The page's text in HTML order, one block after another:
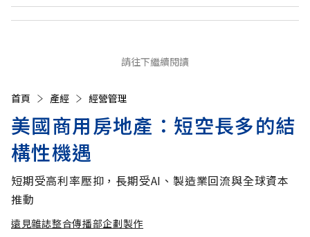
請往下繼續閱讀
首頁 產經 經營管理
美國商用房地產：短空長多的結
構性機遇
短期受高利率壓抑，長期受AI、製造業回流與全球資本
推動
遠見雜誌整合傳播部企劃製作